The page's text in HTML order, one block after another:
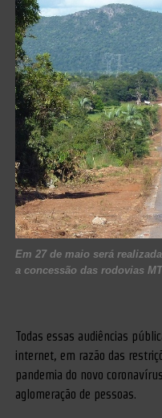
Em 27 de maio será
a concessão das rodovias
Todas essas audiências
internet, em razão das
pandemia do novo
aglomeração de pessoas.